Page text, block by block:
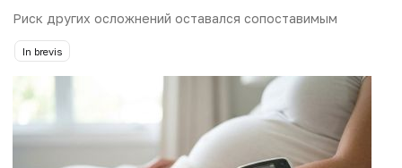
Риск других осложнений оставался сопоставимым
In brevis